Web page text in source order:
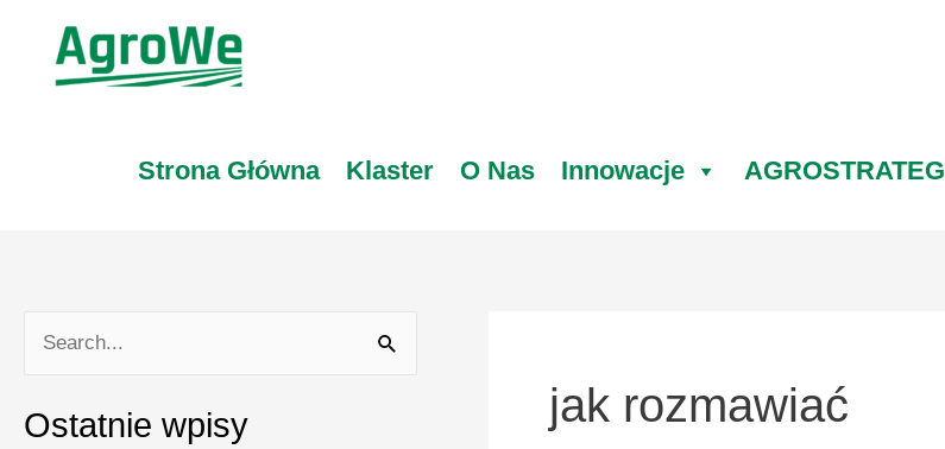
content
Strona Główna Klaster O Nas Innowacje AGROSTRATEG
a
Ostatnie wpisy jak rozmawiać